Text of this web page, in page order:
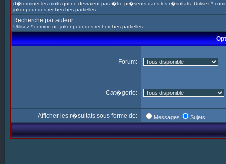
d�terminer les mots qui ne devraient pas �tre pr�sents dans les r�sultats. Utilisez *
joker pour des recherches partielles
Recherche par auteur:
Utilisez * comme un joker pour des recherches partielles
Forum:
Cat�gorie:
Afficher les r�sultats sous forme de: Messages Sujets